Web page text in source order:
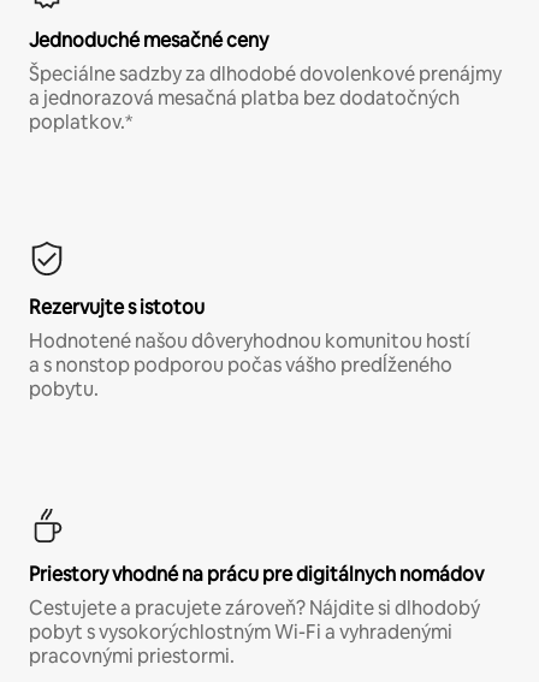
Jednoduché mesačné ceny
Špeciálne sadzby za dlhodobé dovolenkové prenájmy
a jednorazová mesačná platba bez dodatočných
poplatkov.*
Rezervujte s istotou
Hodnotené našou dôveryhodnou komunitou hostí
a s nonstop podporou počas vášho predĺženého
pobytu.
Priestory vhodné na prácu pre digitálnych nomádov
Cestujete a pracujete zároveň? Nájdite si dlhodobý
pobyt s vysokorýchlostným Wi-Fi a vyhradenými
pracovnými priestormi.